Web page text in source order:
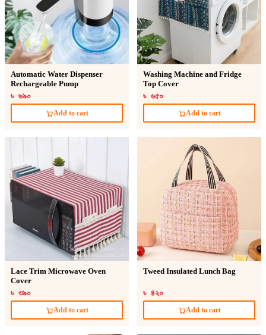
Automatic Water Dispenser
Rechargeable Pump
৳ ৬৯০
Add to cart
Washing Machine and Fridge
Top Cover
৳ ৬৫০
Add to cart
Lace Trim Microwave Oven
Cover
৳ ৩৯০
Add to cart
Tweed Insulated Lunch Bag
৳ ৪২০
Add to cart